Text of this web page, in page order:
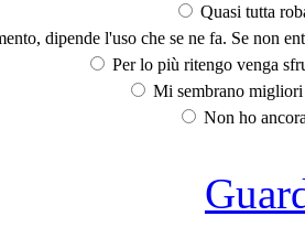
Quasi tutta
dipende l'uso che se ne fa. Se non
Per lo più ritengo venga
Mi sembrano
Non ho